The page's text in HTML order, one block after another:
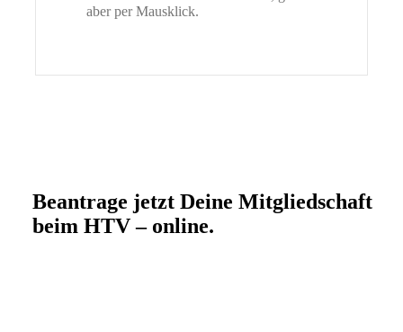
aber per Mausklick.
Beantrage jetzt Deine Mitgliedschaft
beim HTV – online.